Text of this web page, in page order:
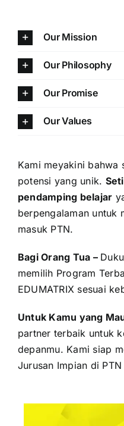
Our Mission
Our Philosophy
Our Promise
Our Values
Kami meyakini bahwa
potensi yang unik.
pendamping belajar
berpengalaman untuk
masuk PTN.
Bagi Orang Tua –
memilih Program
EDUMATRIX sesuai
Untuk Kamu yang
partner terbaik untuk
depanmu. Kami siap
Jurusan Impian di